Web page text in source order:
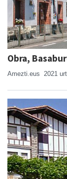
Obra,
Amezti.eus 2021